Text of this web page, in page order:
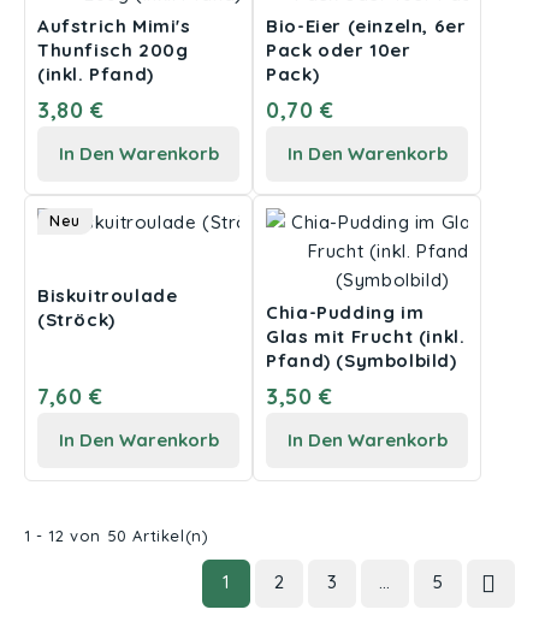
Aufstrich Mimi's
Thunfisch 200g
(inkl. Pfand)
3,80 €
In Den Warenkorb
Bio-Eier (einzeln, 6er
Pack oder 10er
Pack)
0,70 €
In Den Warenkorb
Neu
Biskuitroulade
(Ströck)
7,60 €
In Den Warenkorb
Chia-Pudding im
Glas mit Frucht (inkl.
Pfand) (Symbolbild)
3,50 €
In Den Warenkorb
1 - 12 von 50 Artikel(n)
1 2 3 … 5 